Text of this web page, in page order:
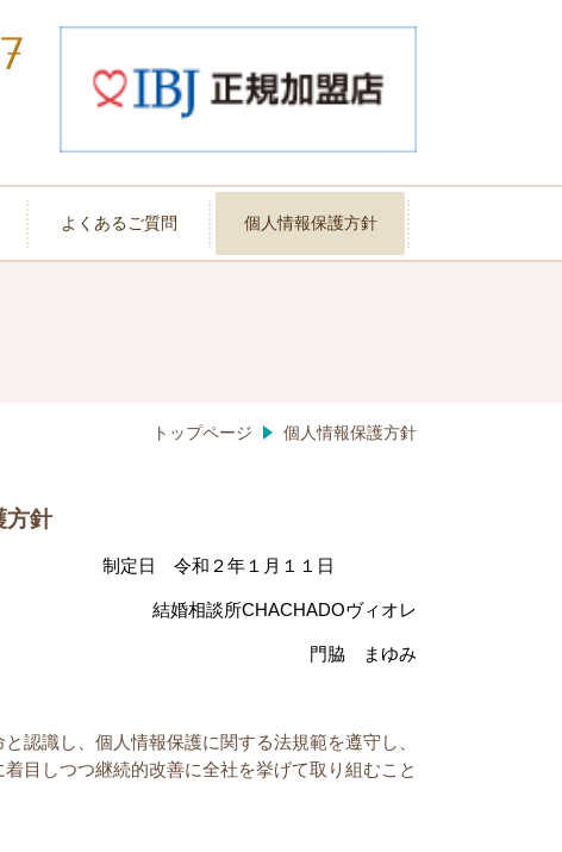
よくあるご質問 個人情報保護方針
トップページ 個人情報保護方針
方針
制定日 令和２年１月１１日
結婚相談所CHACHADOヴィオレ
まゆみ
認識し、個人情報保護に関する法規範を遵守し、
目しつつ継続的改善に全社を挙げて取り組むこと